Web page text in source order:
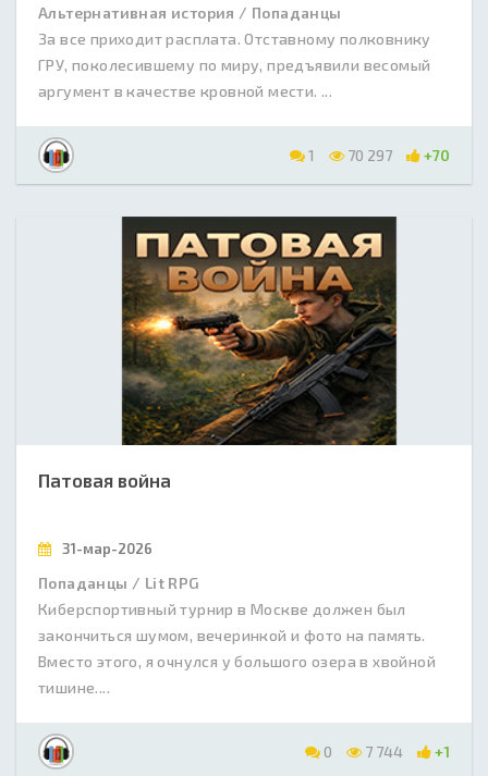
Альтернативная история / Попаданцы
За все приходит расплата. Отставному полковнику
ГРУ, поколесившему по миру, предъявили весомый
аргумент в качестве кровной мести. ...
1 70 297 +70
Патовая война
31-мар-2026
Попаданцы / Lit RPG
Киберспортивный турнир в Москве должен был
закончиться шумом, вечеринкой и фото на память.
Вместо этого, я очнулся у большого озера в хвойной
тишине....
0 7 744 +1